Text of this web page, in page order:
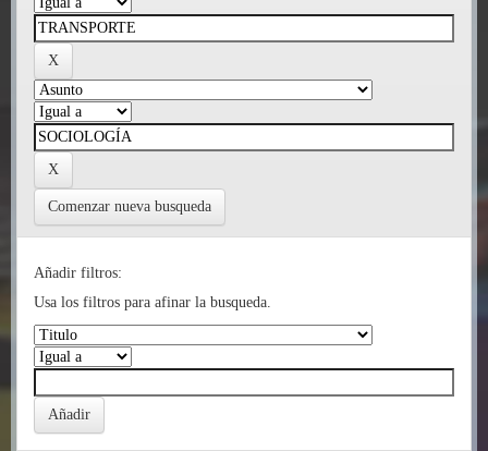
Comenzar nueva busqueda
Añadir filtros:
Usa los filtros para afinar la busqueda.